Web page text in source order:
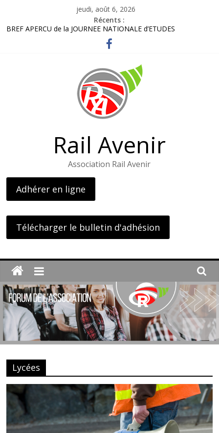
contenu
jeudi, août 6, 2026
Récents :
BREF APERCU de la JOURNEE NATIONALE d’ETUDES
Bordereau inscription visite LOHR
Lettre adhérents élus et usagers Octobre 2025
Gares routières : un rapport préconise d’améliorer l’information
L’AG de l’association – le 26 avril 2025
Rail Avenir
Association Rail Avenir
Adhérer en ligne
Télécharger le bulletin d'adhésion
Lycées